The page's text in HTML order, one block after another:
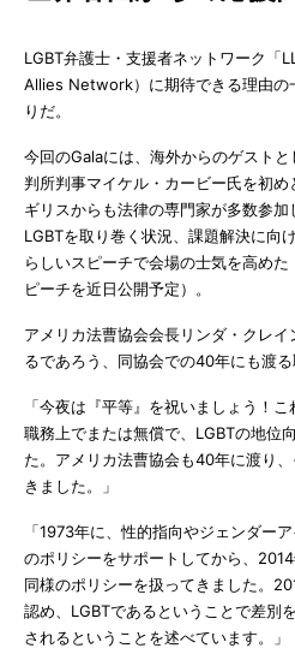
LGBT弁護士・支援者ネットワーク「
Allies Network）に期待できる理由の
りだ。
今回のGalaには、海外からのゲスト
判所判事マイケル・カービー氏を初
ギリスからも法律の専門家が多数参
LGBTを取り巻く状況、課題解決に向
らしいスピーチで会場の士気を高め
ピーチを近日公開予定）。
アメリカ法曹協会会長リンダ・クレ
るであろう、同協会での40年にも渡る
「今夜は『平等』を祝いましょう！
職務上でまたは無償で、LGBTの地位
た。アメリカ法曹協会も40年に渡り
きました。」
「1973年に、性的指向やジェンダー
のポリシーをサポートしてから、
同様のポリシーを扱ってきました。
認め、LGBTであるということで差別
されるということを述べています。」